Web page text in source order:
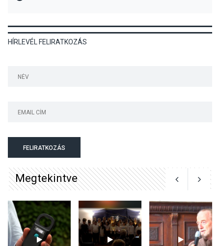
KULTÚRA 2026 AUG 06
Mi a pszichológia, és miért
Tahitótfaluban a Bodor
Színek, közösség és
hagyomány – kiállítás
nyitotta meg az idei Irány
Surány Fesztivált
HÍRLEVÉL FELIRATKOZÁS
FELIRATKOZÁS
Megtekintve